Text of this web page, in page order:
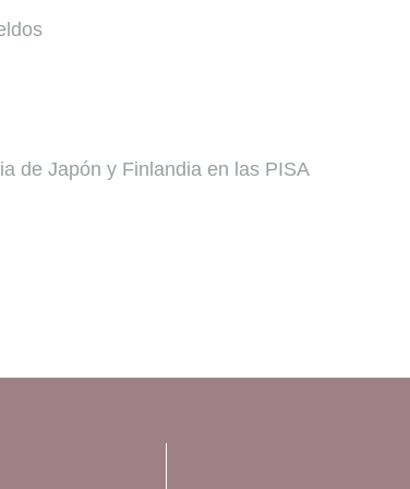
de Japón y Finlandia en las PISA